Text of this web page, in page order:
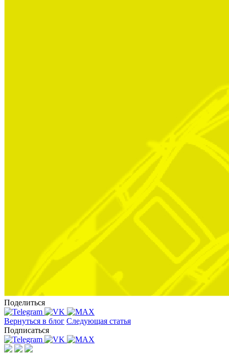
Поделиться
Вернуться в блог Следующая статья
Подписаться